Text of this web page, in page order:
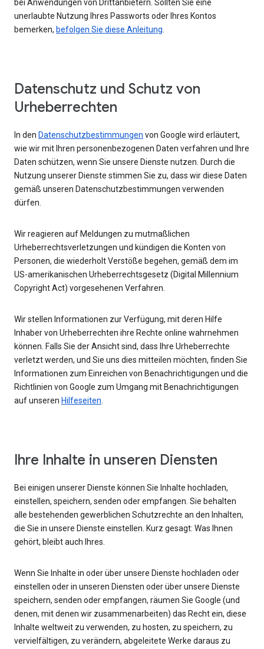
bei Anwendungen von Drittanbietern. Sollten Sie eine
unerlaubte Nutzung Ihres Passworts oder Ihres Kontos
bemerken, befolgen Sie diese Anleitung.
Datenschutz und Schutz von
Urheberrechten
In den Datenschutzbestimmungen von Google wird erläutert,
wie wir mit Ihren personenbezogenen Daten verfahren und Ihre
Daten schützen, wenn Sie unsere Dienste nutzen. Durch die
Nutzung unserer Dienste stimmen Sie zu, dass wir diese Daten
gemäß unseren Datenschutzbestimmungen verwenden
dürfen.
Wir reagieren auf Meldungen zu mutmaßlichen
Urheberrechtsverletzungen und kündigen die Konten von
Personen, die wiederholt Verstöße begehen, gemäß dem im
US-amerikanischen Urheberrechtsgesetz (Digital Millennium
Copyright Act) vorgesehenen Verfahren.
Wir stellen Informationen zur Verfügung, mit deren Hilfe
Inhaber von Urheberrechten ihre Rechte online wahrnehmen
können. Falls Sie der Ansicht sind, dass Ihre Urheberrechte
verletzt werden, und Sie uns dies mitteilen möchten, finden Sie
Informationen zum Einreichen von Benachrichtigungen und die
Richtlinien von Google zum Umgang mit Benachrichtigungen
auf unseren Hilfeseiten.
Ihre Inhalte in unseren Diensten
Bei einigen unserer Dienste können Sie Inhalte hochladen,
einstellen, speichern, senden oder empfangen. Sie behalten
alle bestehenden gewerblichen Schutzrechte an den Inhalten,
die Sie in unsere Dienste einstellen. Kurz gesagt: Was Ihnen
gehört, bleibt auch Ihres.
Wenn Sie Inhalte in oder über unsere Dienste hochladen oder
einstellen oder in unseren Diensten oder über unsere Dienste
speichern, senden oder empfangen, räumen Sie Google (und
denen, mit denen wir zusammenarbeiten) das Recht ein, diese
Inhalte weltweit zu verwenden, zu hosten, zu speichern, zu
vervielfältigen, zu verändern, abgeleitete Werke daraus zu